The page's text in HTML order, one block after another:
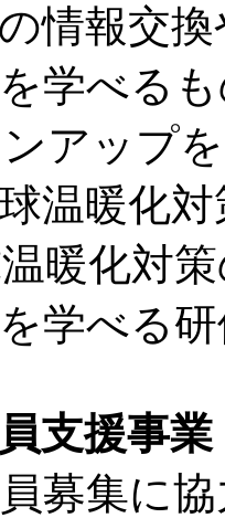
情報交
学べる
アップ
温暖化
暖化対
学べる
支援事業
募集に